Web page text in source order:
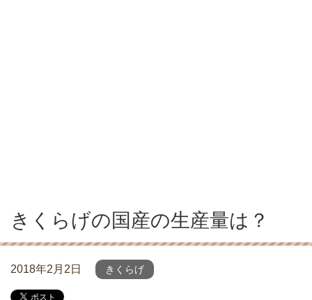
きくらげの国産の生産量は？
2018年2月2日 きくらげ